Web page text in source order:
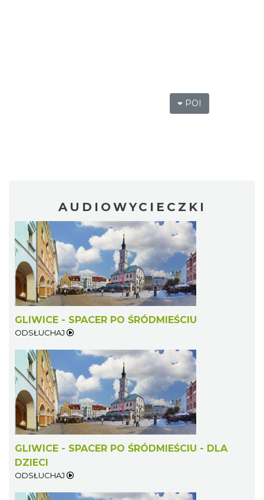
POI
AUDIOWYCIECZKI
GLIWICE - SPACER PO ŚRÓDMIEŚCIU
ODSŁUCHAJ
GLIWICE - SPACER PO ŚRÓDMIEŚCIU - DLA
DZIECI
ODSŁUCHAJ